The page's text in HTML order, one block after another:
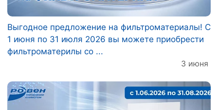
Выгодное предложение на фильтроматериалы! С
1 июня по 31 июля 2026 вы можете приобрести
фильтроматерилы со ...
3 июня